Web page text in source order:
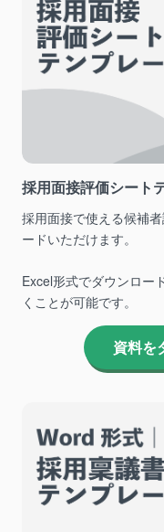
採用面接評価シート
採用面接で使える候補
ードいただけます。
Excel形式でダウンロー
くことが可能です。
資料を